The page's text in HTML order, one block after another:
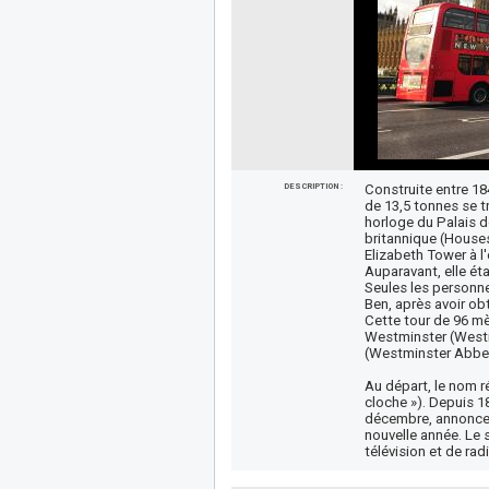
DESCRIPTION :
Construite entre
de 13,5 tonnes se
horloge du Palais
britannique
Elizabeth Tower à
Auparavant, elle
Seules les
Ben, après avoir
Cette tour de 96
Westminster
(Westminster
Au départ, le nom
cloche »). Depuis
décembre,
nouvelle année.
télévision et de